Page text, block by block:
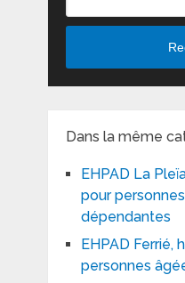
Dans la même
EHPAD La
pour
dépendantes
EHPAD Ferrié,
personnes